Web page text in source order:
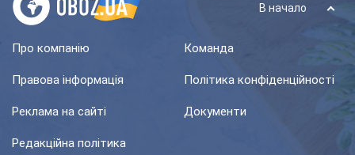
В начало
Про компанію Команда
Правова інформація Політика конфіденційності
Реклама на сайті Документи
Редакційна політика